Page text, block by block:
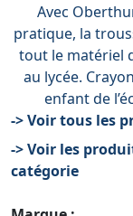
Avec
pratique, la
tout le matériel
au lycée.
enfant de
-> Voir tous les
-> Voir les
catégorie